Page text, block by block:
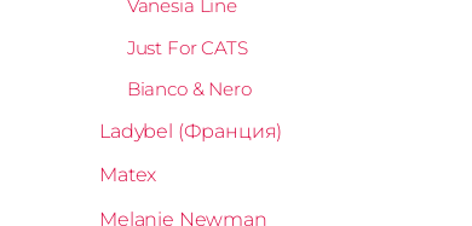
Vanesia Line
Just For CATS
Bianco & Nero
Ladybel (Франция)
Matex
Melanie Newman